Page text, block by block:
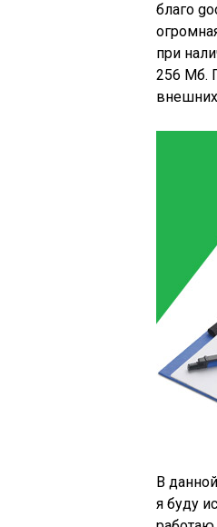
благо
при
256 Мб.
внешних
В
я буду